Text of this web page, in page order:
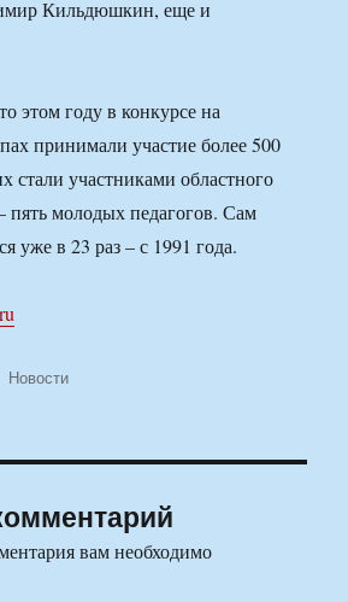
Кильдюшкин, еще и
этом году в конкурсе на
принимали участие более 500
стали участниками областного
пять молодых педагогов. Сам
уже в 23 раз – с 1991 года.
Рубрики
Новости
вам необходимо